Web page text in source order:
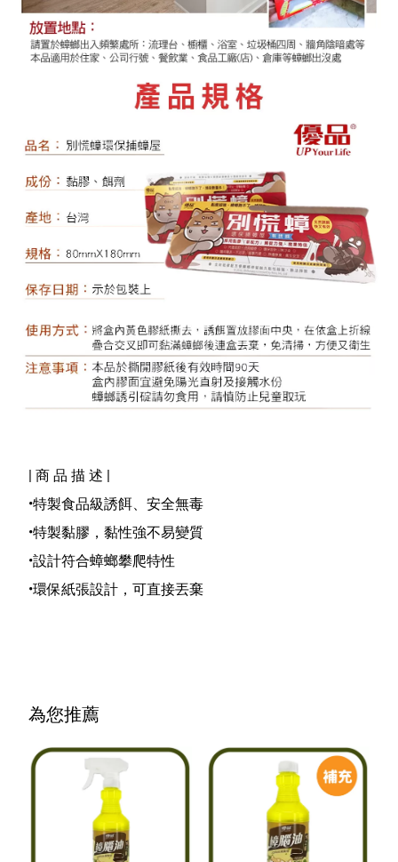
| 商 品 描 述 |
•特製食品級誘餌、安全無毒
•特製黏膠，黏性強不易變質
•設計符合蟑螂攀爬特性
•環保紙張設計，可直接丟棄
為您推薦